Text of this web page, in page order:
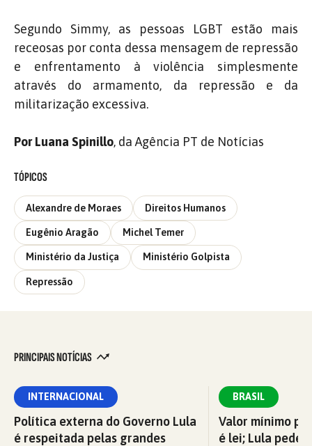
Segundo Simmy, as pessoas LGBT estão mais
receosas por conta dessa mensagem de repressão
e enfrentamento à violência simplesmente
através do armamento, da repressão e da
militarização excessiva.
Por Luana Spinillo, da Agência PT de Notícias
TÓPICOS
Alexandre de Moraes Direitos Humanos
Eugênio Aragão Michel Temer
Ministério da Justiça Ministério Golpista
Repressão
PRINCIPAIS NOTÍCIAS
INTERNACIONAL
Política externa do Governo Lula
é respeitada pelas grandes
BRASIL
Valor mínimo
é lei; Lula pede